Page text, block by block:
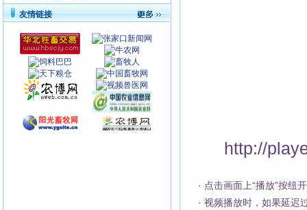
友情链接
http://
· 点击画面上“播放”按纽
· 视频播放时，如果延迟